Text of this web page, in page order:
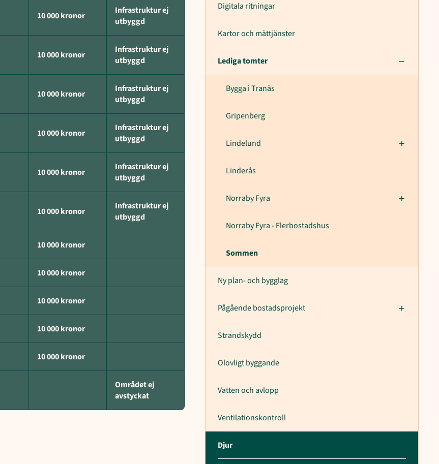
10 000 kronor
Infrastruktur ej
utbyggd
10 000 kronor
Infrastruktur ej
utbyggd
10 000 kronor
Infrastruktur ej
utbyggd
10 000 kronor
Infrastruktur ej
utbyggd
10 000 kronor
Infrastruktur ej
utbyggd
10 000 kronor
Infrastruktur ej
utbyggd
10 000 kronor
10 000 kronor
10 000 kronor
10 000 kronor
10 000 kronor
Området ej
avstyckat
Digitala ritningar
Kartor och mättjänster
Lediga tomter
Bygga i Tranås
Gripenberg
Lindelund
Linderås
Norraby Fyra
Norraby Fyra - Flerbostadshus
Sommen
Ny plan- och bygglag
Pågående bostadsprojekt
Strandskydd
Olovligt byggande
Vatten och avlopp
Ventilationskontroll
Djur